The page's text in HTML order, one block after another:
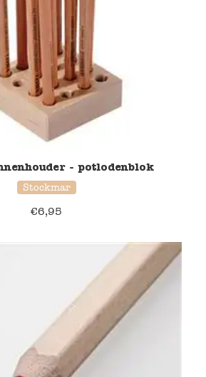
- potlodenblok
Stockmar
€6,95